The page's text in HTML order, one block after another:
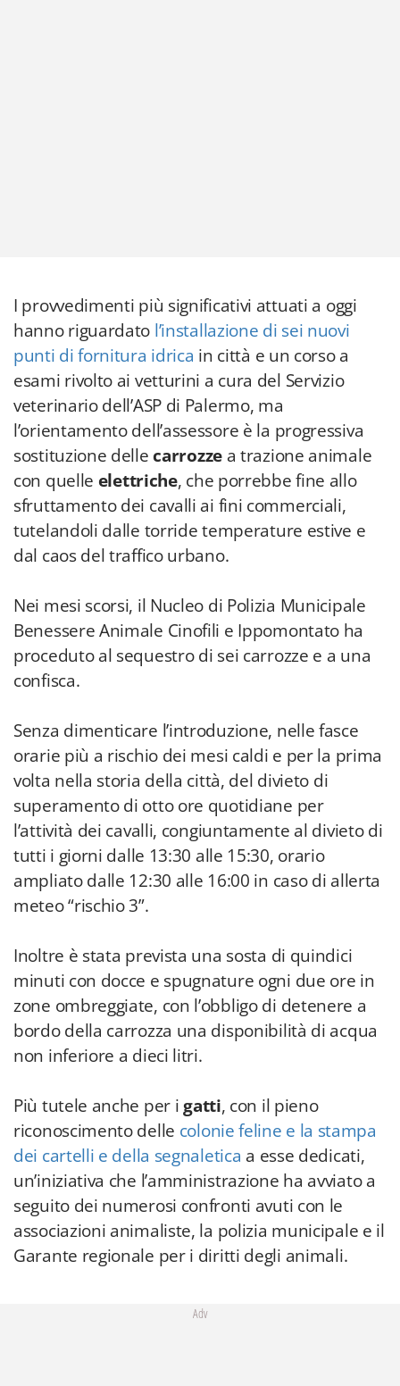
I provvedimenti più significativi attuati a oggi
hanno riguardato l’installazione di sei nuovi
punti di fornitura idrica in città e un corso a
esami rivolto ai vetturini a cura del Servizio
veterinario dell’ASP di Palermo, ma
l’orientamento dell’assessore è la progressiva
sostituzione delle carrozze a trazione animale
con quelle elettriche, che porrebbe fine allo
sfruttamento dei cavalli ai fini commerciali,
tutelandoli dalle torride temperature estive e
dal caos del traffico urbano.
Nei mesi scorsi, il Nucleo di Polizia Municipale
Benessere Animale Cinofili e Ippomontato ha
proceduto al sequestro di sei carrozze e a una
confisca.
Senza dimenticare l’introduzione, nelle fasce
orarie più a rischio dei mesi caldi e per la prima
volta nella storia della città, del divieto di
superamento di otto ore quotidiane per
l’attività dei cavalli, congiuntamente al divieto di
tutti i giorni dalle 13:30 alle 15:30, orario
ampliato dalle 12:30 alle 16:00 in caso di allerta
meteo “rischio 3”.
Inoltre è stata prevista una sosta di quindici
minuti con docce e spugnature ogni due ore in
zone ombreggiate, con l’obbligo di detenere a
bordo della carrozza una disponibilità di acqua
non inferiore a dieci litri.
Più tutele anche per igatti, con il pieno
riconoscimento delle colonie feline e la stampa
dei cartelli e della segnaletica a esse dedicati,
un’iniziativa che l’amministrazione ha avviato a
seguito dei numerosi confronti avuti con le
associazioni animaliste, la polizia municipale e il
Garante regionale per i diritti degli animali.
Adv